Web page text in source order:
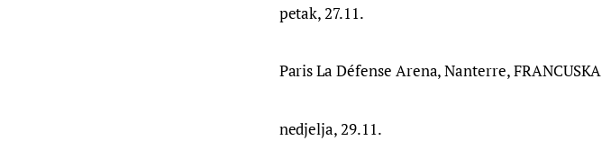
petak, 27.11.
Paris La Défense Arena, Nanterre, FRANCUSKA
nedjelja, 29.11.